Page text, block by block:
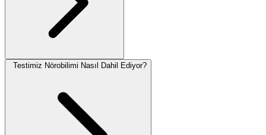
Testimiz Nörobilimi Nasıl Dahil Ediyor?